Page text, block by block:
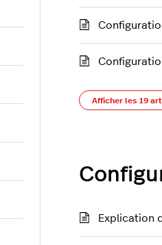
Afficher les 19
Explication